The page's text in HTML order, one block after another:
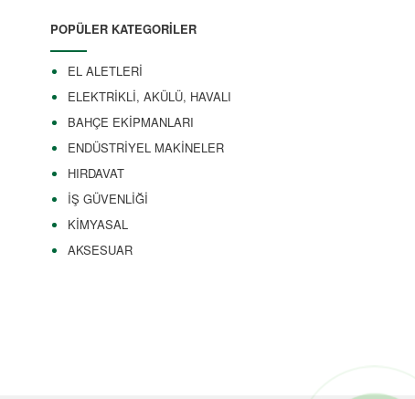
POPÜLER KATEGORİLER
EL ALETLERİ
ELEKTRİKLİ, AKÜLÜ, HAVALI
BAHÇE EKİPMANLARI
ENDÜSTRİYEL MAKİNELER
HIRDAVAT
İŞ GÜVENLİĞİ
KİMYASAL
AKSESUAR